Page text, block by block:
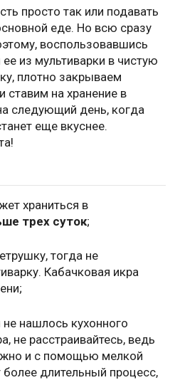
просто так или подавать
еде. Но всю сразу
воспользовавшись
из мультиварки в чистую
плотно закрываем
на хранение в
следующий день, когда
еще вкуснее.
храниться в
трех суток;
тогда не
Кабачковая икра
нашлось кухонного
не расстраивайтесь, ведь
и с помощью мелкой
более длительный процесс,